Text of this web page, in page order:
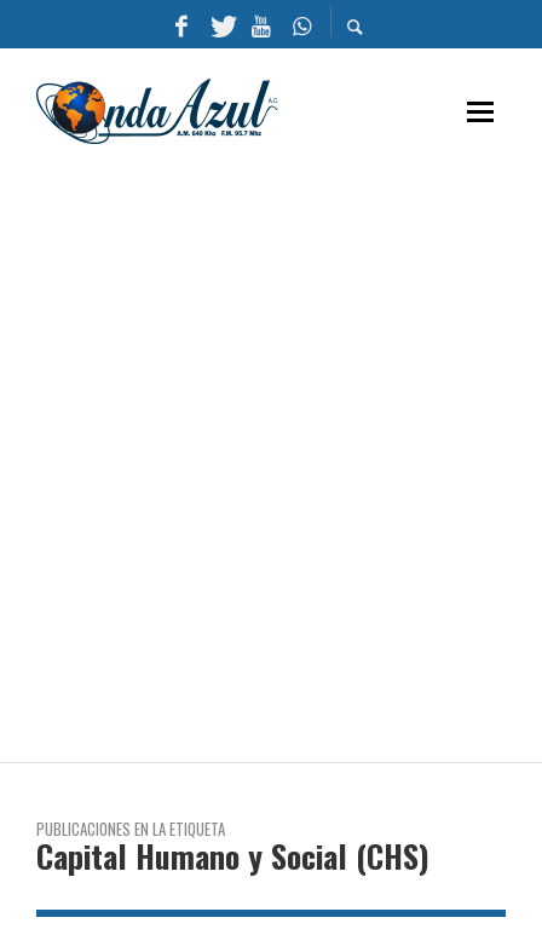
PUBLICACIONES EN LA ETIQUETA
Capital Humano y Social (CHS)